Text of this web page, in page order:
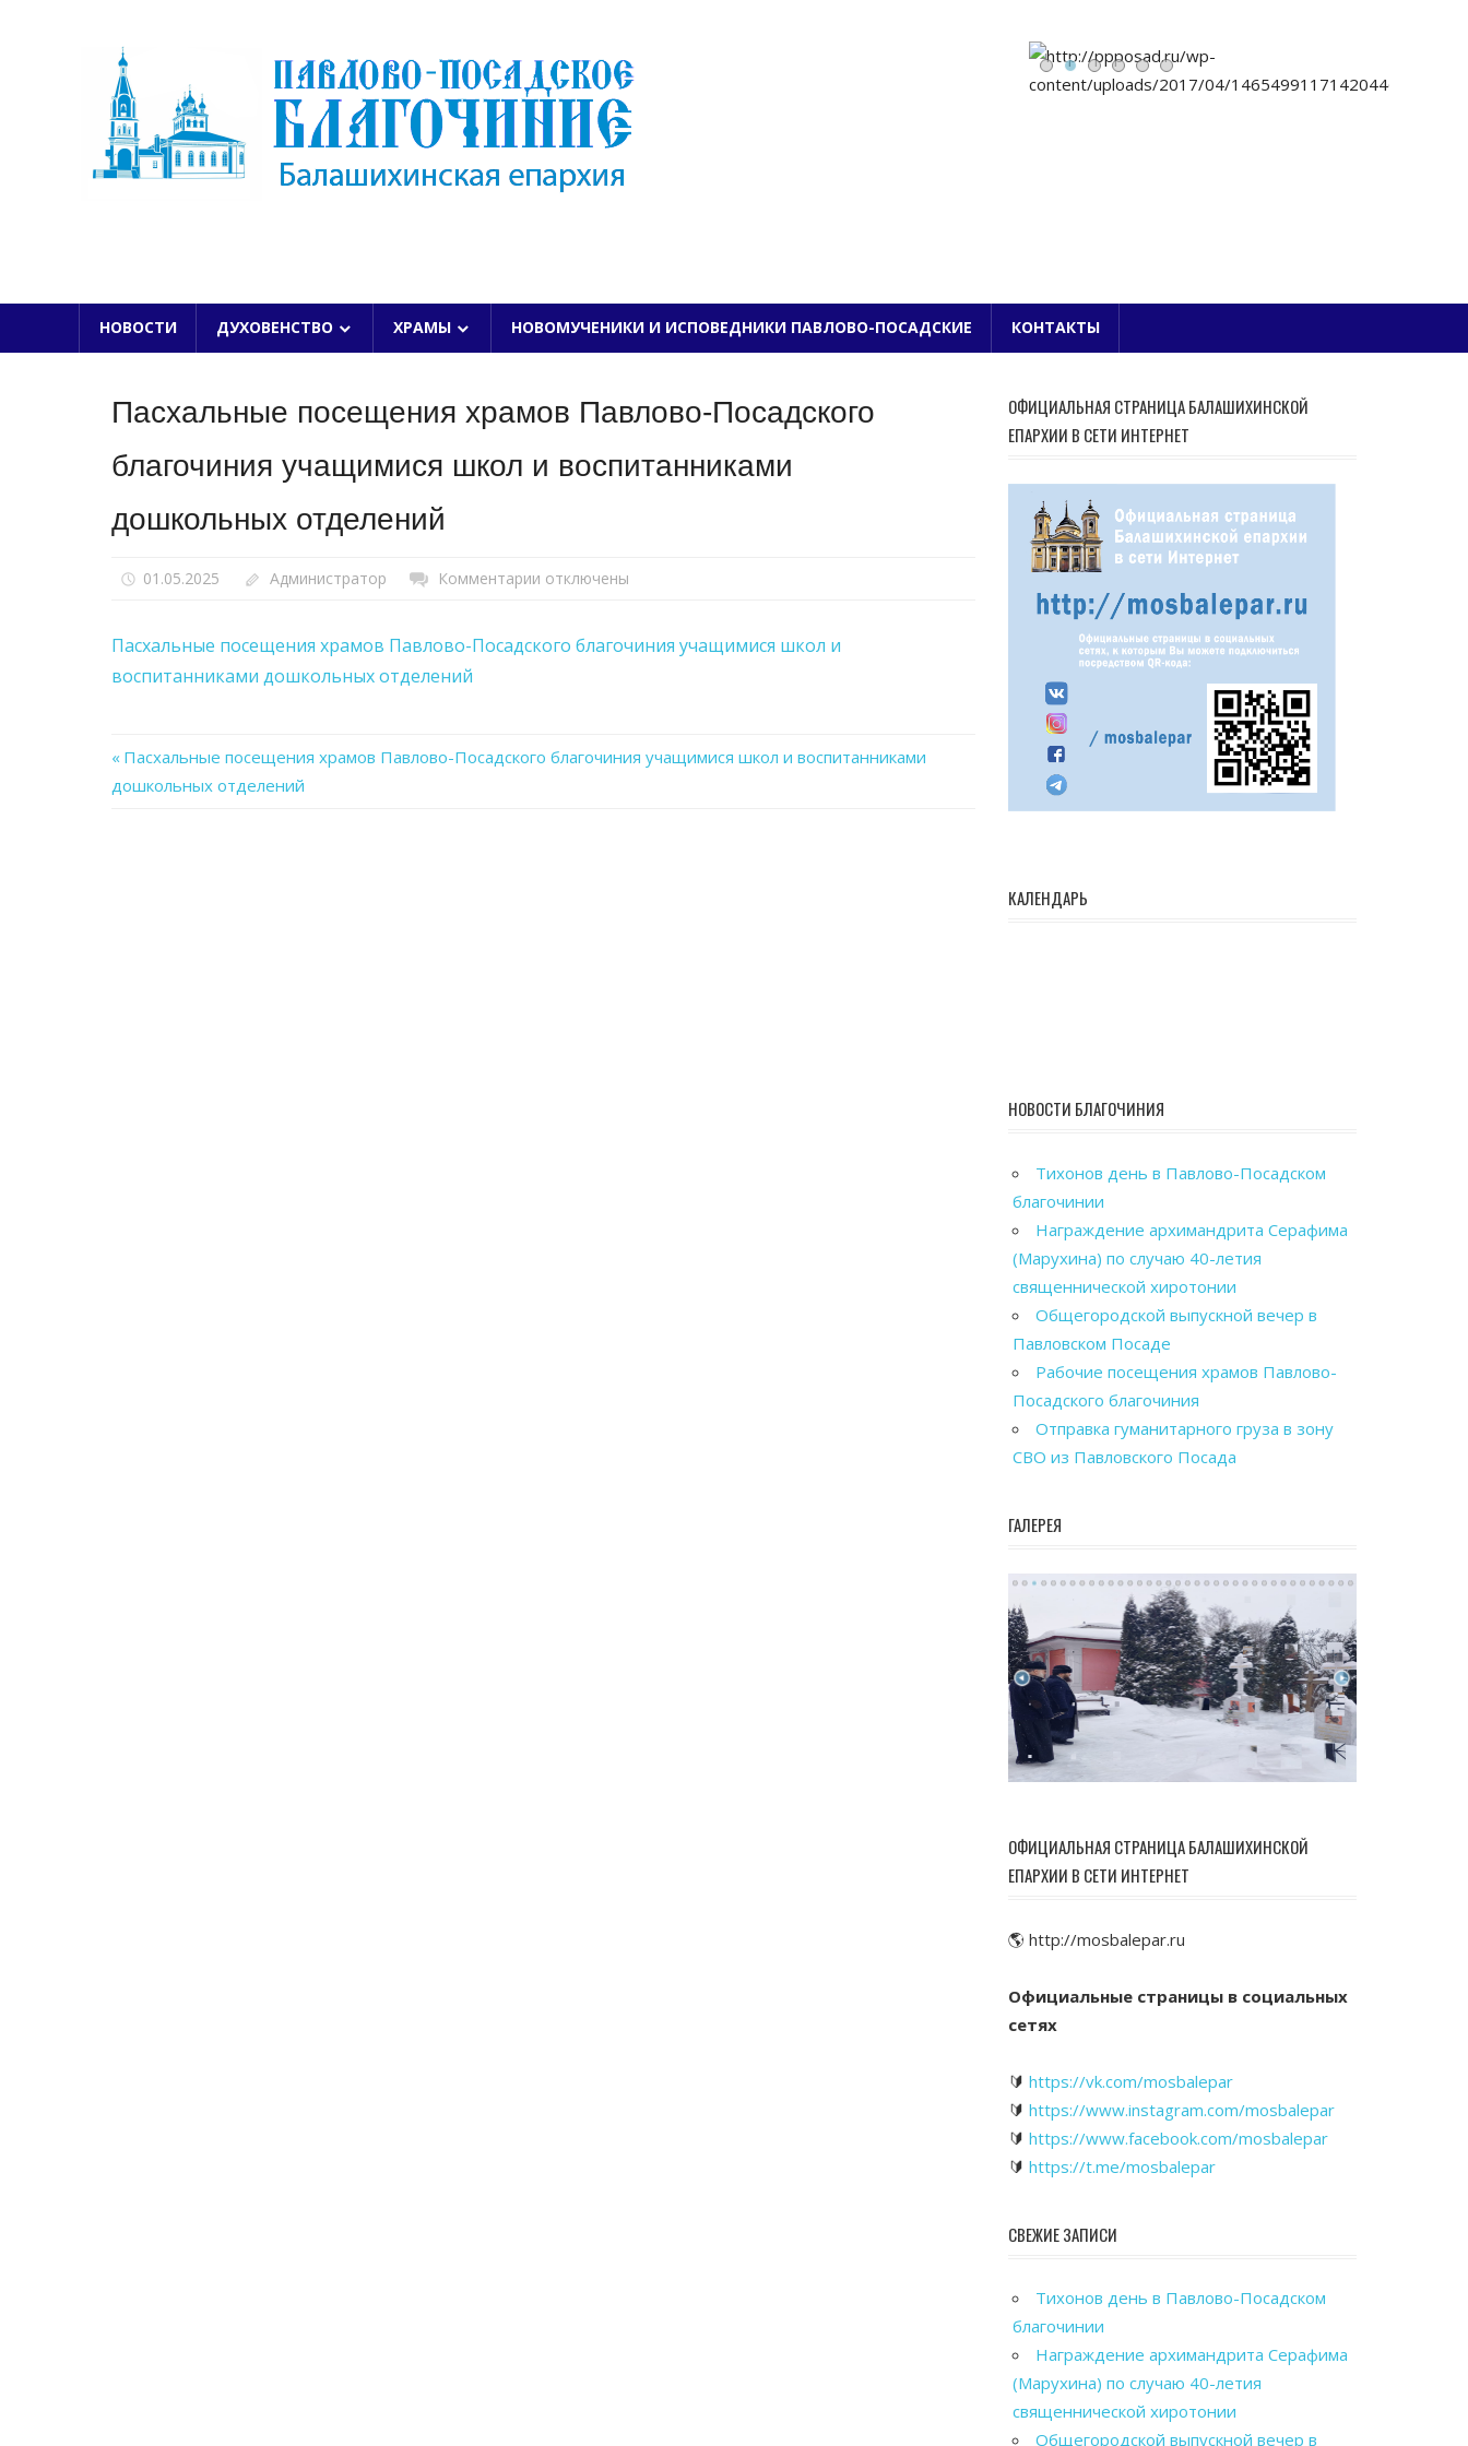
ПАВЛОВО-ПОСАДСКОЕ БЛАГОЧИНИЕ
НОВОСТИ ДУХОВЕНСТВО ХРАМЫ НОВОМУЧЕНИКИ И ИСПОВЕДНИКИ ПАВЛОВО-ПОСАДСКИЕ КОНТАКТЫ
Пасхальные посещения храмов Павлово-Посадского
благочиния учащимися школ и воспитанниками
дошкольных отделений
01.05.2025 Администратор Комментарии к
посещения
благочиния
отключены
Пасхальные посещения храмов Павлово-Посадского благочиния учащимися школ и
воспитанниками дошкольных отделений
Навигация
Previous
Post:
Пасхальные посещения храмов Павлово-Посадского благочиния учащимися школ и воспитанниками
дошкольных отделений
ОФИЦИАЛЬНАЯ СТРАНИЦА БАЛАШИХИНСКОЙ
ЕПАРХИИ В СЕТИ ИНТЕРНЕТ
КАЛЕНДАРЬ
НОВОСТИ БЛАГОЧИНИЯ
Тихонов день в Павлово-Посадском
благочинии
Награждение архимандрита Серафима
(Марухина) по случаю 40-летия
священнической хиротонии
Общегородской выпускной вечер в
Павловском Посаде
Рабочие посещения храмов Павлово-
Посадского благочиния
Отправка гуманитарного груза в зону
СВО из Павловского Посада
ГАЛЕРЕЯ
ОФИЦИАЛЬНАЯ СТРАНИЦА БАЛАШИХИНСКОЙ
ЕПАРХИИ В СЕТИ ИНТЕРНЕТ
🌎 http://mosbalepar.ru
Официальные страницы в социальных
сетях
🔰 https://vk.com/mosbalepar
🔰 https://www.instagram.com/mosbalepar
🔰 https://www.facebook.com/mosbalepar
🔰 https://t.me/mosbalepar
СВЕЖИЕ ЗАПИСИ
Тихонов день в Павлово-Посадском
благочинии
Награждение архимандрита Серафима
(Марухина) по случаю 40-летия
священнической хиротонии
Общегородской выпускной вечер в